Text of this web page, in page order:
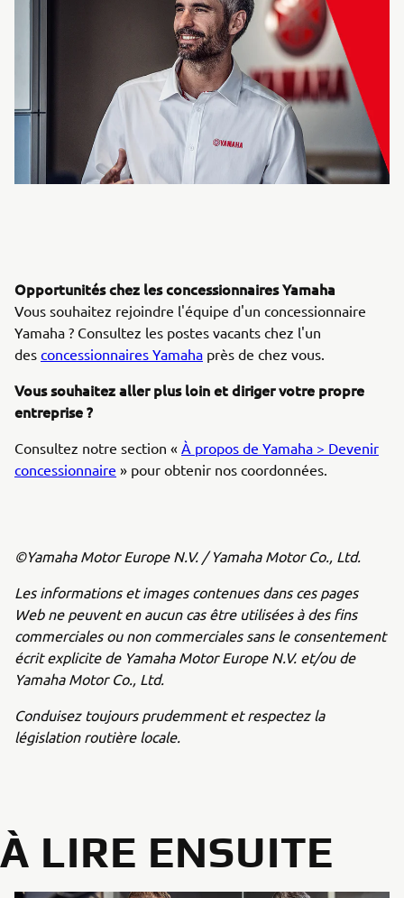
Opportunités chez les concessionnaires Yamaha
Vous souhaitez rejoindre l'équipe d'un concessionnaire
Yamaha ? Consultez les postes vacants chez l'un
des concessionnaires Yamaha près de chez vous.
Vous souhaitez aller plus loin et diriger votre propre
entreprise ?
Consultez notre section « À propos de Yamaha > Devenir
concessionnaire » pour obtenir nos coordonnées.
©Yamaha Motor Europe N.V. / Yamaha Motor Co., Ltd.
Les informations et images contenues dans ces pages
Web ne peuvent en aucun cas être utilisées à des fins
commerciales ou non commerciales sans le consentement
écrit explicite de Yamaha Motor Europe N.V. et/ou de
Yamaha Motor Co., Ltd.
Conduisez toujours prudemment et respectez la
législation routière locale.
À LIRE ENSUITE